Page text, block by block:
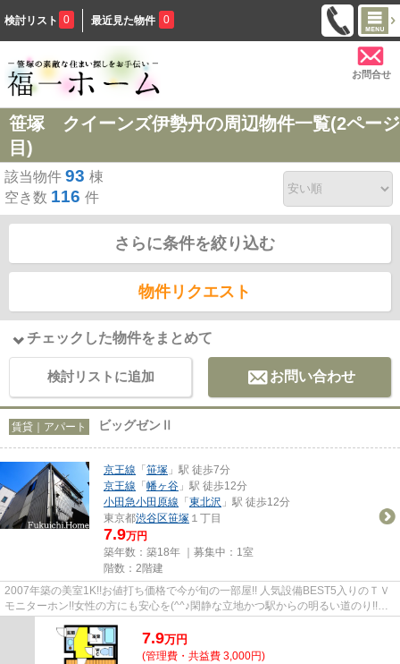
検討リスト 0 最近見た物件 0
お問合せ
笹塚 クイーンズ伊勢丹の周辺物件一覧(2ページ
目)
該当物件 93 棟
空き数 116 件
さらに条件を絞り込む
物件リクエスト
チェックした物件をまとめて
検討リストに追加 お問い合わせ
賃貸｜アパート ビッグゼンⅡ
京王線 「笹塚 」駅 徒歩7分
京王線 「幡ヶ谷 」駅 徒歩12分
小田急小田原線 「東北沢 」駅 徒歩12分
東京都渋谷区笹塚 １丁目
7.9万円
築年数：築18年 ｜募集中： 1室
階数：2階建
2007年築の美室1K!!お値打ち価格で今が旬の一部屋!! 人気設備BEST5入りのＴＶ
モニターホン!!女性の方にも安心を(^^♪閑静な立地かつ駅からの明るい道のり!!バ
ランスのとれた一部屋をあ...
7.9万円
(管理費・共益費 3,000円)